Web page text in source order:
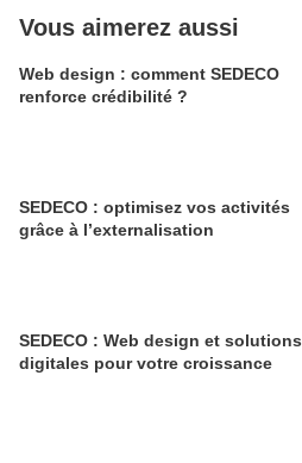
Vous aimerez aussi
Web design : comment SEDECO
renforce crédibilité ?
SEDECO : optimisez vos activités
grâce à l’externalisation
SEDECO : Web design et solutions
digitales pour votre croissance